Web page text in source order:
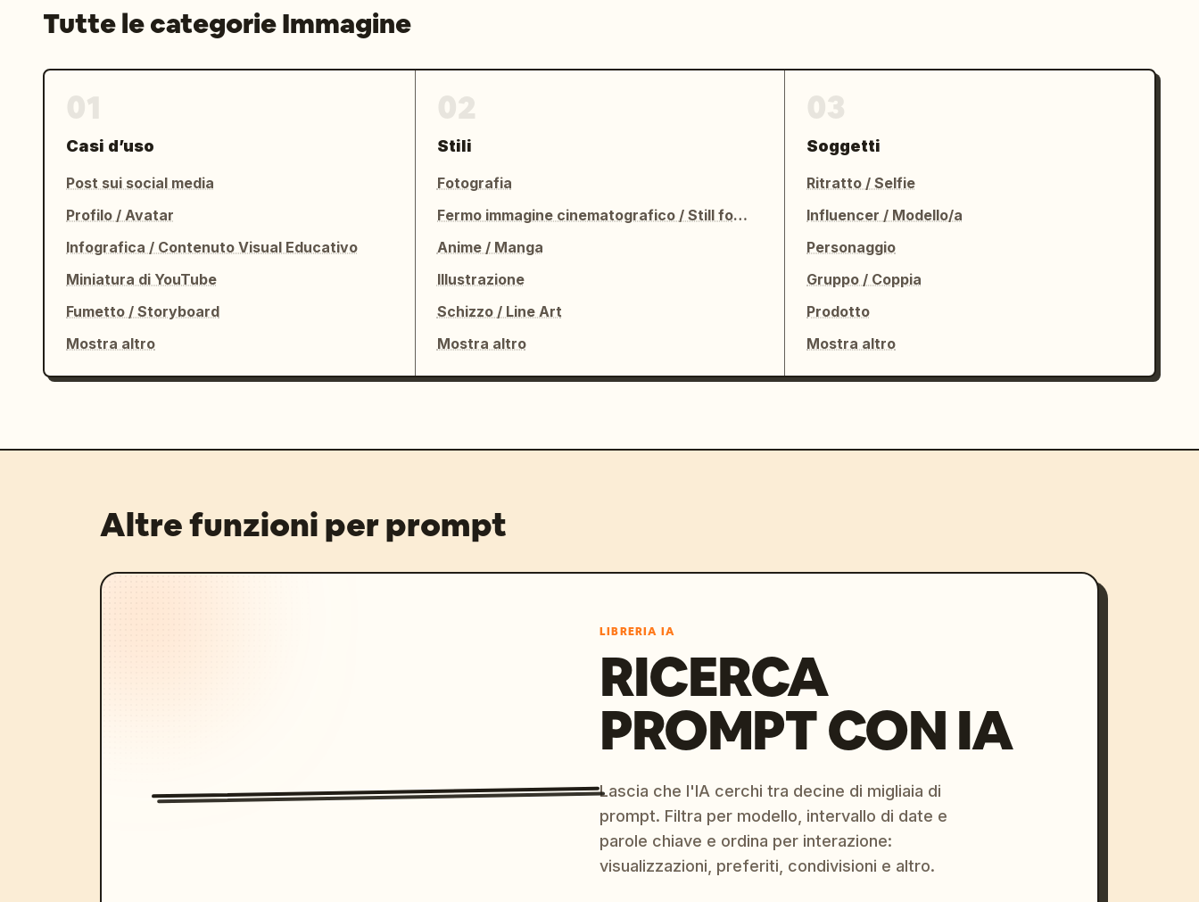
Tutte le categorie Immagine
Casi d’uso
Post sui social media
Profilo / Avatar
Infografica / Contenuto Visual Educativo
Miniatura di YouTube
Fumetto / Storyboard
Mostra altro
Stili
Fotografia
Fermo immagine cinematografico / Still fotografico
Anime / Manga
Illustrazione
Schizzo / Line Art
Mostra altro
Soggetti
Ritratto / Selfie
Influencer / Modello/a
Personaggio
Gruppo / Coppia
Prodotto
Mostra altro
Altre funzioni per prompt
LIBRERIA IA
RICERCA
PROMPT CON IA
Lascia che l'IA cerchi tra decine di migliaia di
prompt. Filtra per modello, intervallo di date e
parole chiave e ordina per interazione:
visualizzazioni, preferiti, condivisioni e altro.